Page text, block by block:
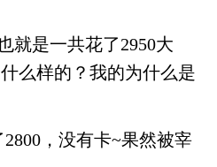
是一共花了2950大
么样的？我的为什么是
，没有卡~果然被宰